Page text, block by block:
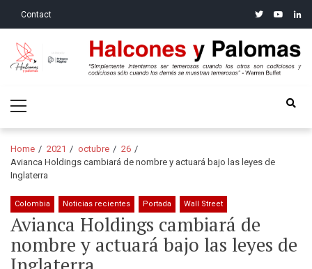
Contact twitteryoutube
Halcones y Palomas
Menu
Home 2021 octubre
26
Avianca Holdings cambiará de nombre y actuará bajo las leyes de
Inglaterra
Colombia Noticias recientes Portada Wall Street
Avianca Holdings cambiará de
nombre y actuará bajo las leyes de